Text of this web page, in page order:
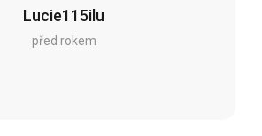
Lucie115ilu
před rokem